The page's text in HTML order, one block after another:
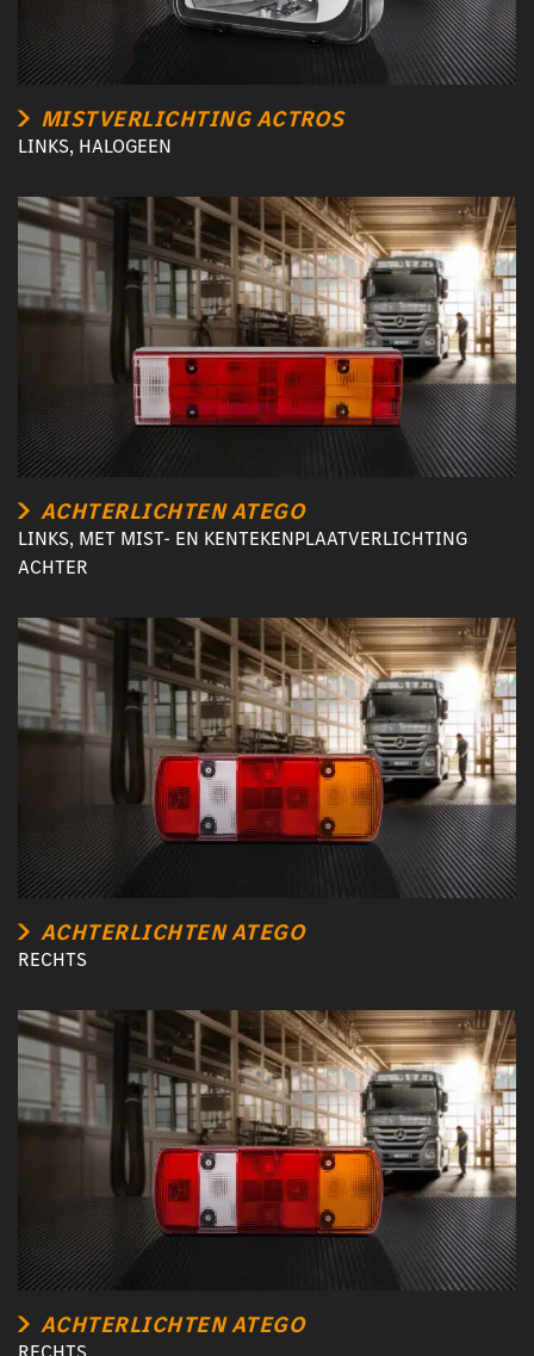
MISTVERLICHTING ACTROS
LINKS, HALOGEEN
ACHTERLICHTEN ATEGO
LINKS, MET MIST- EN KENTEKENPLAATVERLICHTING
ACHTER
ACHTERLICHTEN ATEGO
RECHTS
ACHTERLICHTEN ATEGO